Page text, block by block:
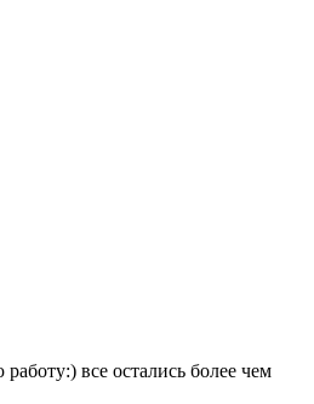
все остались более чем